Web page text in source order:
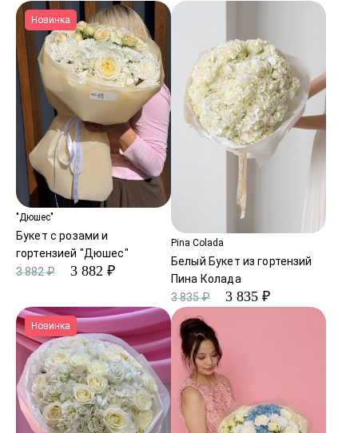
Новинка
"Дюшес"
Букет с розами и
гортензией "Дюшес"
3 882 ₽
3 882 ₽
Pina Colada
Белый Букет из гортензий
Пина Колада
3 835 ₽
3 835 ₽
Новинка